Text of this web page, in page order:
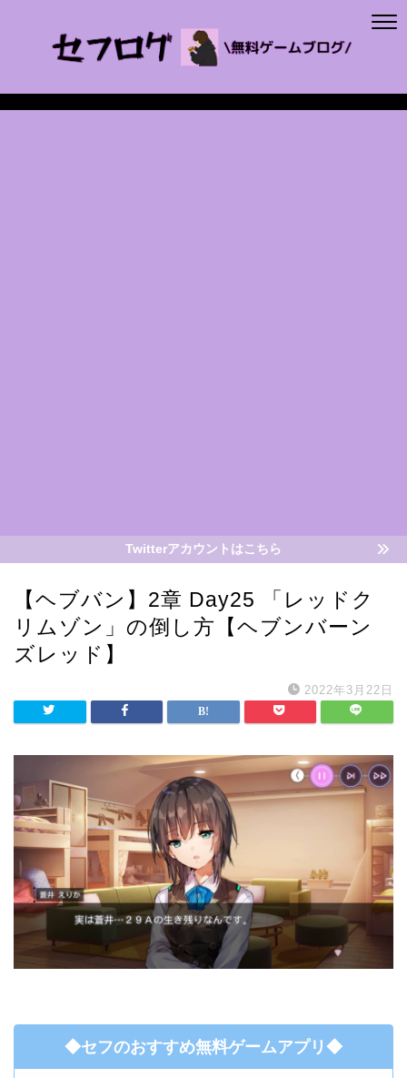
Twitterアカウントはこちら
【ヘブバン】2章 Day25 「レッドク
リムゾン」の倒し方【ヘブンバーン
ズレッド】
2022年3月22日
◆セフのおすすめ無料ゲームアプリ◆